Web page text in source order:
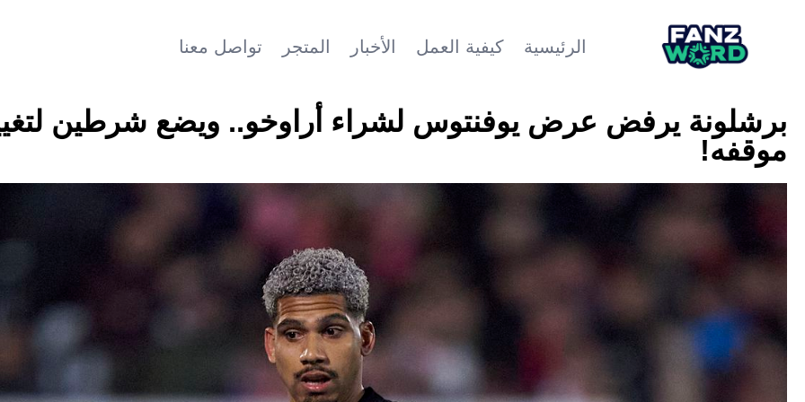
الرئيسية كيفية العمل الأخبار المتجر تواصل معنا
برشلونة يرفض عرض يوفنتوس لشراء أراوخو.. ويضع شرطين
موقفه!